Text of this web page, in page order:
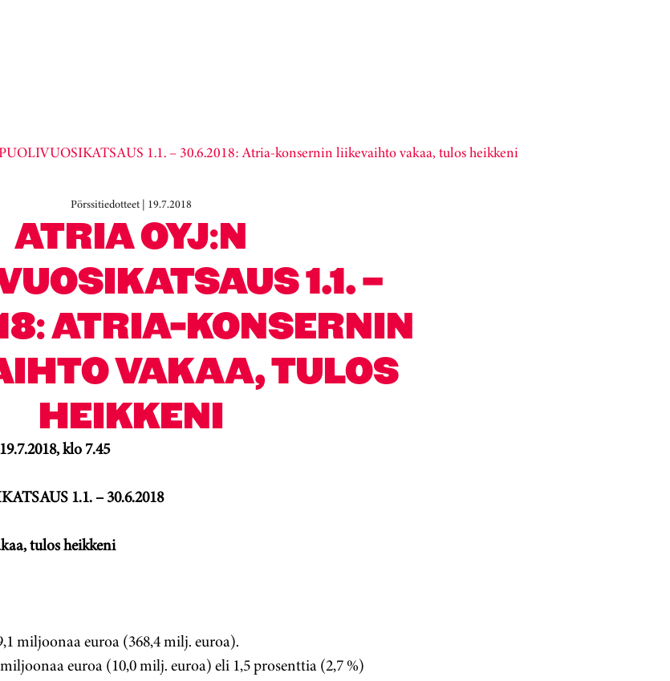
1.1. – 30.6.2018: Atria-konsernin liikevaihto vakaa, tulos heikkeni
Pörssitiedotteet | 19.7.2018
ATRIA OYJ:N
1.1. –
ATRIA-KONSERNIN
VAKAA, TULOS
HEIKKENI
klo 7.45
1.1. – 30.6.2018
tulos heikkeni
miljoonaa euroa (368,4 milj. euroa).
euroa (10,0 milj. euroa) eli 1,5 prosenttia (2,7 %)